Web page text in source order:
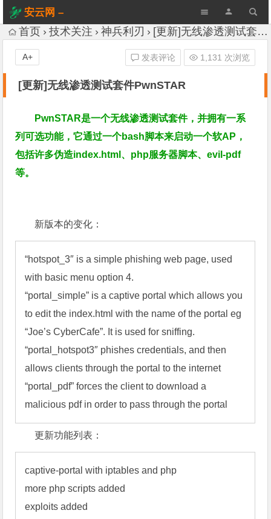
安云网 –
AnYun.ORG
首页 技术关注 神兵利刃 [更新]无线渗透测试套件PwnSTAR
[更新]无线渗透测试套件PwnSTAR
发表评论 1,131 次浏览
A+
PwnSTAR是一个无线渗透测试套件，并拥有一系
列可选功能，它通过一个bash脚本来启动一个软AP，
包括许多伪造index.html、php服务器脚本、evil-pdf
等。
新版本的变化：
“hotspot_3″ is a simple phishing web page, used
with basic menu option 4.
“portal_simple” is a captive portal which allows you
to edit the index.html with the name of the portal eg
“Joe’s CyberCafe”. It is used for sniffing.
“portal_hotspot3″ phishes credentials, and then
allows clients through the portal to the internet
“portal_pdf” forces the client to download a
malicious pdf in order to pass through the portal
更新功能列表：
captive-portal with iptables and php
more php scripts added
exploits added